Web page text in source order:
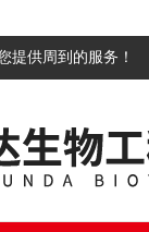
提供周到的服务！